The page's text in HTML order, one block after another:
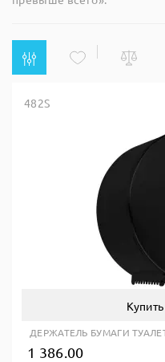
482S
ДЕРЖАТЕЛЬ БУМАГИ
1 386.00